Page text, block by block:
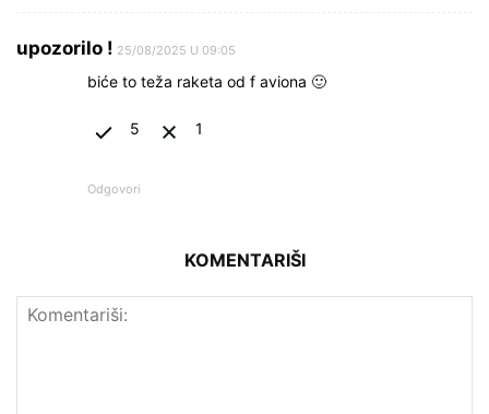
upozorilo ! 25/08/2025 U 09:05
biće to teža raketa od f aviona 🙂
5 1
Odgovori
KOMENTARIŠI